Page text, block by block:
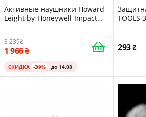
Активные наушники Howard
Leight by Honeywell Impact
3 239
1 966
СКИДКА -39% до 14.08
TOOLS
293